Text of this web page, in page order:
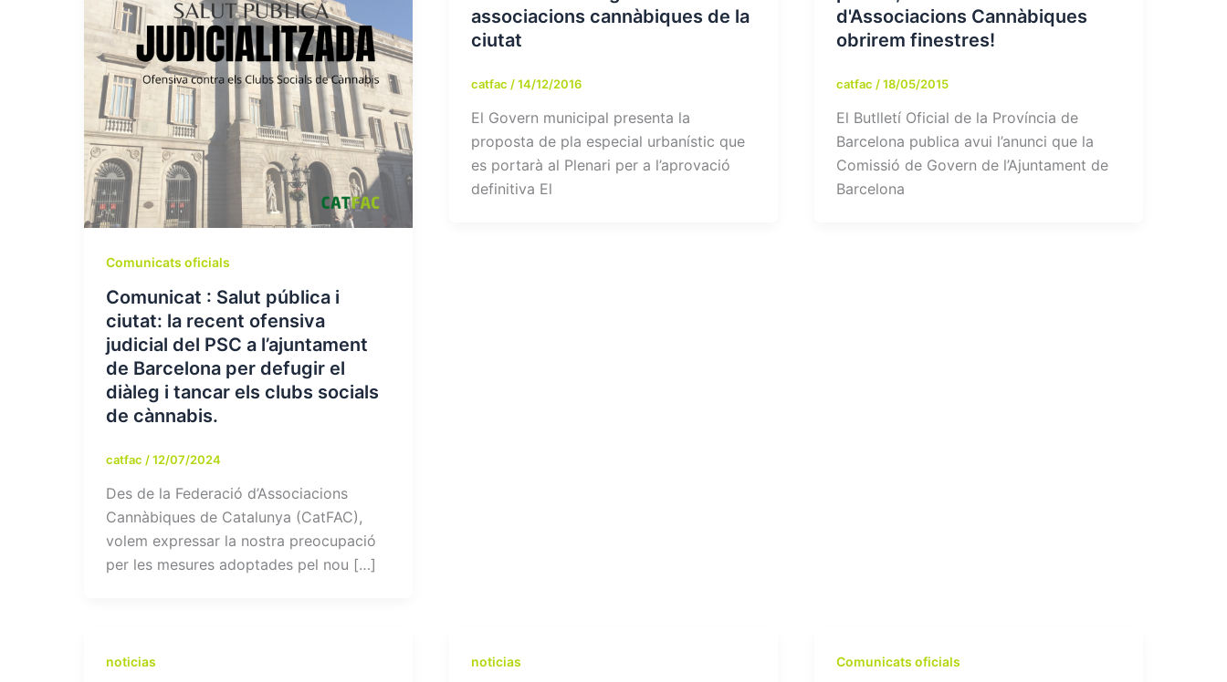
Comunicats oficials
Comunicat : Salut pública i
ciutat: la recent ofensiva
judicial del PSC a l’ajuntament
de Barcelona per defugir el
diàleg i tancar els clubs socials
de cànnabis.
catfac /12/07/2024
Des de la Federació d’Associacions
Cannàbiques de Catalunya (CatFAC),
volem expressar la nostra preocupació
per les mesures adoptades pel nou […]
associacions cannàbiques de la
ciutat
catfac /14/12/2016
El Govern municipal presenta la
proposta de pla especial urbanístic que
es portarà al Plenari per a l’aprovació
definitiva El
d'Associacions Cannàbiques
obrirem finestres!
catfac /18/05/2015
El Butlletí Oficial de la Província de
Barcelona publica avui l’anunci que la
Comissió de Govern de l’Ajuntament de
Barcelona
noticias noticias Comunicats oficials